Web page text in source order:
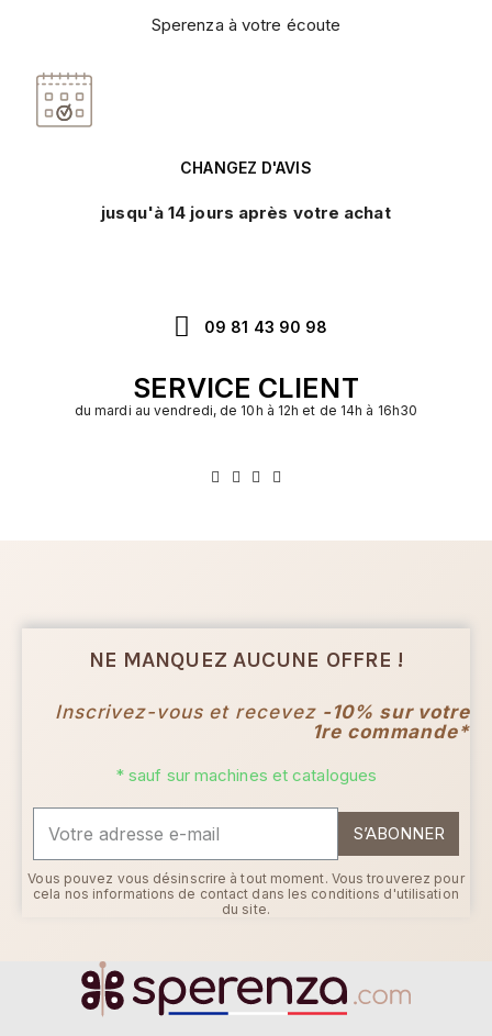
Sperenza à votre écoute
CHANGEZ D'AVIS
jusqu'à 14 jours après votre achat
09 81 43 90 98
SERVICE CLIENT
du mardi au vendredi, de 10h à 12h et de 14h à 16h30
NE MANQUEZ AUCUNE OFFRE !
Inscrivez-vous et recevez -10% sur votre
1re commande*
* sauf sur machines et catalogues
S’ABONNER
Vous pouvez vous désinscrire à tout moment. Vous trouverez pour
cela nos informations de contact dans les conditions d'utilisation
du site.